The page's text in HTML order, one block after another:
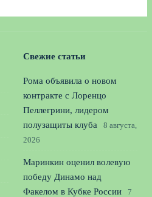
Свежие статьи
Рома объявила о новом
контракте с Лоренцо
Пеллегрини, лидером
полузащиты клуба
8 августа,
2026
Маринкин оценил волевую
победу Динамо над
Факелом в Кубке России
7